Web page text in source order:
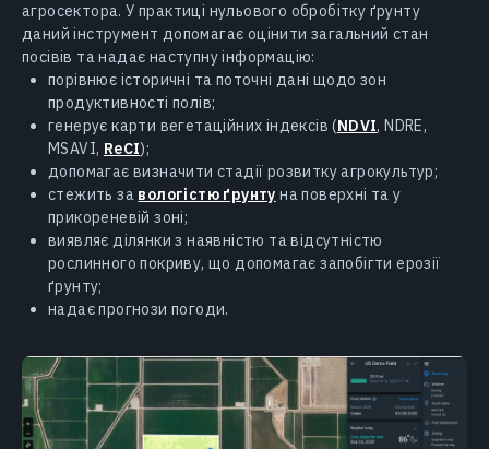
агросектора. У практиці нульового обробітку ґрунту
даний інструмент допомагає оцінити загальний стан
посівів та надає наступну інформацію:
порівнює історичні та поточні дані щодо зон
продуктивності полів;
генерує карти вегетаційних індексів (NDVI, NDRE,
MSAVI, ReCI);
допомагає визначити стадії розвитку агрокультур;
стежить за вологістю ґрунту на поверхні та у
прикореневій зоні;
виявляє ділянки з наявністю та відсутністю
рослинного покриву, що допомагає запобігти ерозії
ґрунту;
надає прогнози погоди.